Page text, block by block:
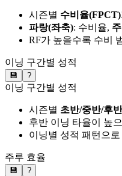
시즌별 수비율(FPCT)
파랑(좌축): 수비율,
RF가 높을수록 수비
이닝 구간별 성적
💾 ?
이닝 구간별 성적
시즌별 초반/중반/후
후반 이닝 타율이 높
이닝별 성적 패턴으
주루 효율
💾 ?